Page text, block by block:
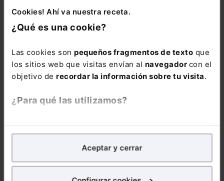
Cookies! Ahí va nuestra receta.
¿Qué es una cookie?
Las cookies son pequeños fragmentos de texto que
los sitios web que visitas envían al navegador con el
objetivo de recordar la información sobre tu visita.
¿Para qué las utilizamos?
analíticospara tratar demejorar tu experienciaen
nuestra página web. También con fines publicitarios,
para poder mostrarte publicidad y contenidos de tu
Aceptar y cerrar
jurisprudencia y
doctrina más
relevante con más
servicio “
Mementos” con el